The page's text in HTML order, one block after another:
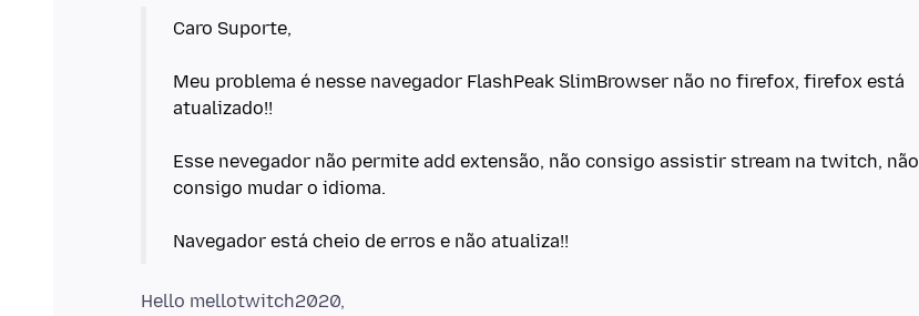
Caro Suporte,
Meu problema é nesse navegador FlashPeak SlimBrowser não no firefox, firefox está
atualizado!!
Esse nevegador não permite add extensão, não consigo assistir stream na twitch, não
consigo mudar o idioma.